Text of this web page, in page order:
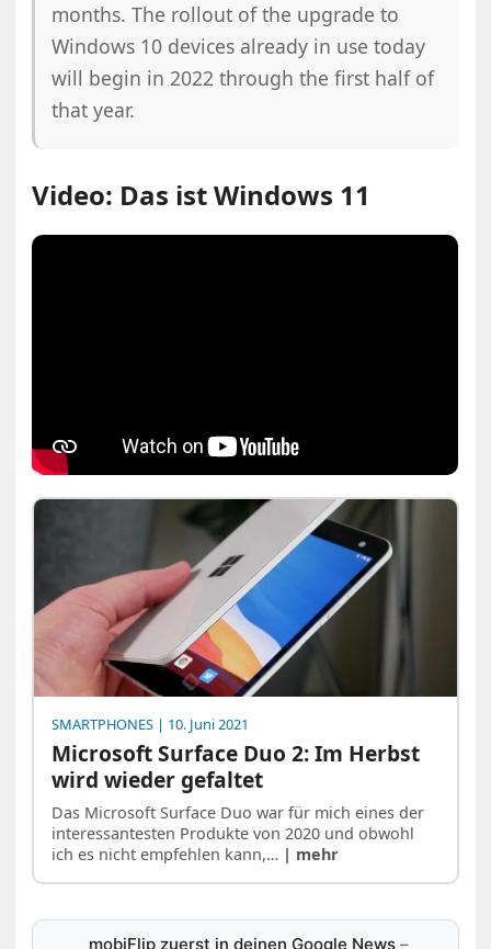
months. The rollout of the upgrade to
Windows 10 devices already in use today
will begin in 2022 through the first half of
that year.
Video: Das ist Windows 11
SMARTPHONES | 10. Juni 2021
Microsoft Surface Duo 2: Im Herbst
wird wieder gefaltet
Das Microsoft Surface Duo war für mich eines der
interessantesten Produkte von 2020 und obwohl
ich es nicht empfehlen kann,… | mehr
mobiFlip zuerst in deinen Google News –